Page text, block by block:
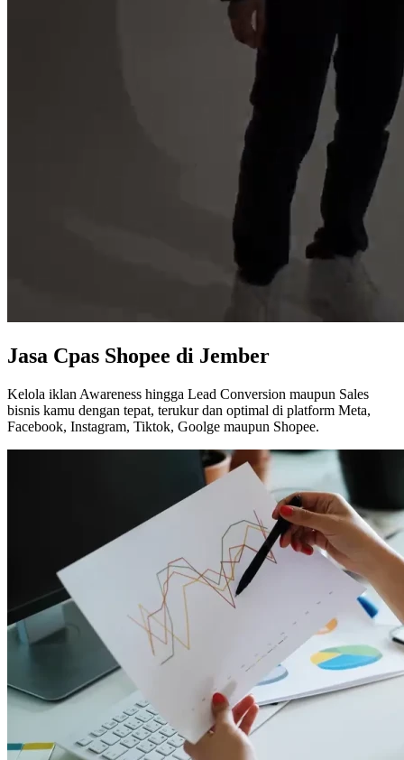
Jasa Cpas Shopee di Jember
Kelola iklan Awareness hingga Lead Conversion maupun Sales
bisnis kamu dengan tepat, terukur dan optimal di platform Meta,
Facebook, Instagram, Tiktok, Goolge maupun Shopee.